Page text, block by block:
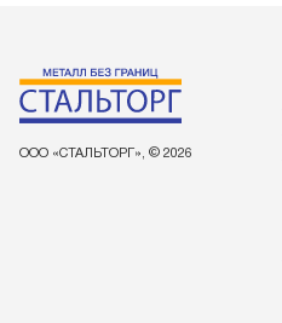
ООО «СТАЛЬТОРГ», © 2026